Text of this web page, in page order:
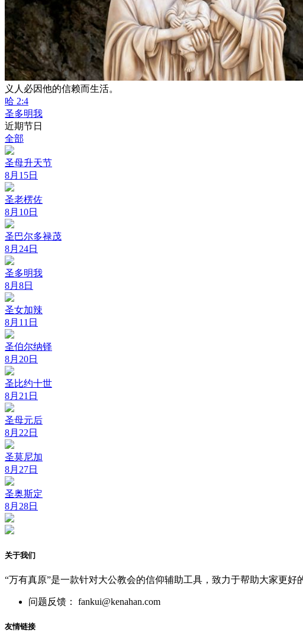
义人必因他的信赖而生活。
哈 2:4
圣多明我
近期节日
全部
圣母升天节
8月15日
圣老楞佐
8月10日
圣巴尔多禄茂
8月24日
圣多明我
8月8日
圣女加辣
8月11日
圣伯尔纳铎
8月20日
圣比约十世
8月21日
圣母元后
8月22日
圣莫尼加
8月27日
圣奥斯定
8月28日
关于我们
“万有真原”是一款针对大公教会的信仰辅助工具，致力于帮助大家更好
问题反馈： fankui@kenahan.com
友情链接